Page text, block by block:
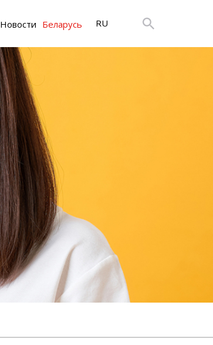
Новости Беларусь RU